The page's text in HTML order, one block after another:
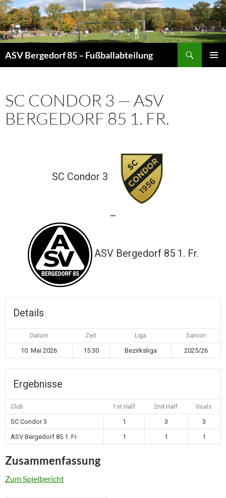
Zum
Inhalt
springen
ASV Bergedorf 85 – Fußballabteilung
SC CONDOR 3 — ASV
BERGEDORF 85 1. FR.
SC Condor 3
—
ASV Bergedorf 85 1. Fr.
Details
Datum Zeit Liga Saison
10. Mai 2026 15:30 Bezirksliga 2025/26
Ergebnisse
Club 1st Half 2nd Half Goals
SC Condor 3 1 3
3
ASV Bergedorf 85 1. Fr.
1 1 1
Zusammenfassung
Zum Spielbericht